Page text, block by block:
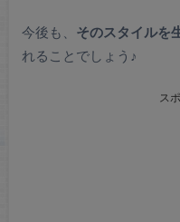
今後も、 そのスタイルを
れることでしょう♪
ス